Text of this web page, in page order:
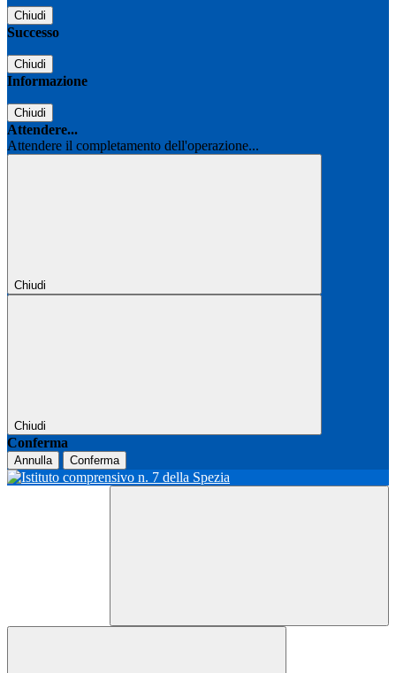
Chiudi
Successo
Chiudi
Informazione
Chiudi
Attendere...
Attendere il completamento dell'operazione...
Chiudi
Chiudi
Conferma
Annulla Conferma